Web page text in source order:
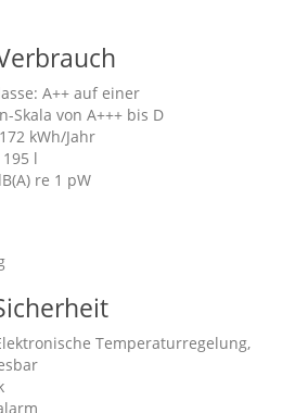
A++ auf einer
Skala von A+++ bis D
kWh/Jahr
l
re 1 pW
Temperaturregelung,